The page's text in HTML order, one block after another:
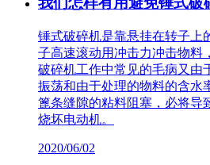
锤式破碎机是靠悬挂在转子上
子高速滚动用冲击力冲击物料
破碎机工作中常见的毛病又由
振荡和由于处理的物料的含水
篦条缝隙的粘料阻塞，必将导
烧坏电动机。
2020/06/02